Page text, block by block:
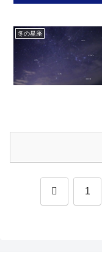
冬の星座
前 1